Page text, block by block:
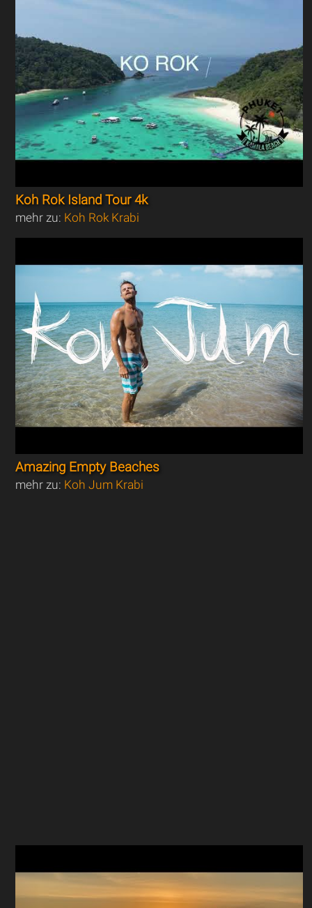
Koh Rok Island Tour 4k
mehr zu: Koh Rok Krabi
Amazing Empty Beaches
mehr zu: Koh Jum Krabi